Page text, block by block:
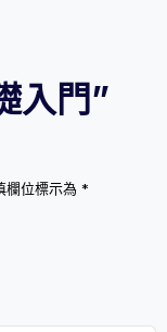
入門”
欄位標示為 *